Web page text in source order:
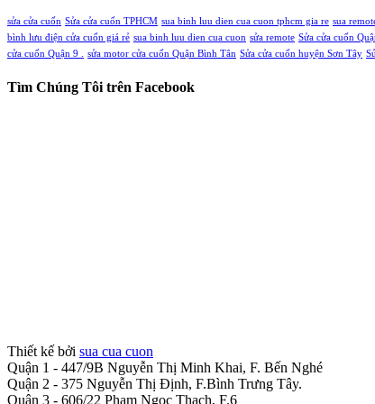
sửa cửa cuốn Sửa cửa cuốn TPHCM sua binh luu dien cua cuon tphcm gia re sua
bình lưu điện cửa cuốn giá rẻ sua binh luu dien cua cuon sửa remote Sửa cửa cuốn
cửa cuốn Quận 9 .
sửa motor cửa cuốn Quận Bình Tân Sửa cửa cuốn huyện Sơn Tây
Tìm Chúng Tôi trên Facebook
Thiết kế bởi sua cua cuon
Quận 1 - 447/9B Nguyễn Thị Minh Khai, F. Bến Nghé
Quận 2 - 375 Nguyễn Thị Định, F.Bình Trưng Tây.
Quận 3 - 606/22 Phạm Ngọc Thạch, F.6